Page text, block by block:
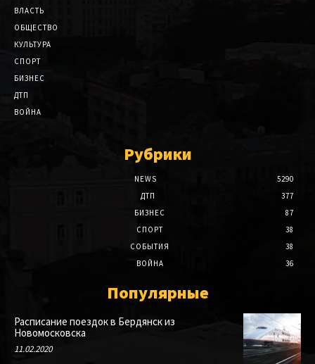
ВЛАСТЬ
ОБЩЕСТВО
КУЛЬТУРА
СПОРТ
БИЗНЕС
ДТП
ВОЙНА
Рубрики
NEWS
5290
ДТП
377
БИЗНЕС
87
СПОРТ
38
СОБЫТИЯ
38
ВОЙНА
36
Популярные
Расписание поездок в Бердянск из
Новомосковска
11.02.2020